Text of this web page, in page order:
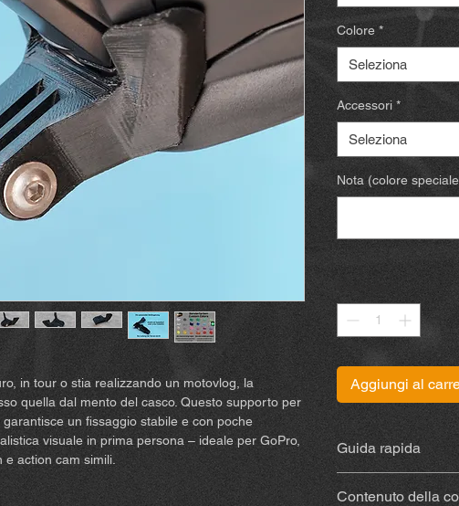
in tour o stia realizzando un motovlog, la
quella dal mento del casco. Questo supporto per
un fissaggio stabile e con poche
visuale in prima persona – ideale per GoPro,
action cam simili.
Colore *
Seleziona
Accessori *
Seleziona
Nota (colore
Quantità
Aggiungi al
Guida rapida
Le istruzioni sono
Contenuto della